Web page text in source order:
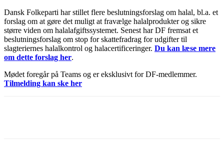
Dansk Folkeparti har stillet flere beslutningsforslag om halal, bl.a. et
forslag om at gøre det muligt at fravælge halalprodukter og sikre
større viden om halalafgiftssystemet. Senest har DF fremsat et
beslutningsforslag om stop for skattefradrag for udgifter til
slagteriernes halalkontrol og halacertificeringer. Du kan læse mere
om dette forslag her.
Mødet foregår på Teams og er eksklusivt for DF-medlemmer.
Tilmelding kan ske her